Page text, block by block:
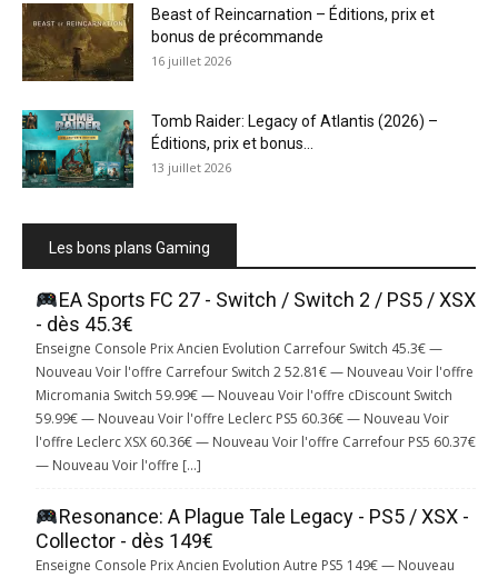
Beast of Reincarnation – Éditions, prix et
bonus de précommande
16 juillet 2026
Tomb Raider: Legacy of Atlantis (2026) –
Éditions, prix et bonus...
13 juillet 2026
Les bons plans Gaming
EA Sports FC 27 - Switch / Switch 2 / PS5 / XSX
- dès 45.3€
Enseigne Console Prix Ancien Evolution Carrefour Switch 45.3€ —
Nouveau Voir l'offre Carrefour Switch 2 52.81€ — Nouveau Voir l'offre
Micromania Switch 59.99€ — Nouveau Voir l'offre cDiscount Switch
59.99€ — Nouveau Voir l'offre Leclerc PS5 60.36€ — Nouveau Voir
l'offre Leclerc XSX 60.36€ — Nouveau Voir l'offre Carrefour PS5 60.37€
— Nouveau Voir l'offre […]
Resonance: A Plague Tale Legacy - PS5 / XSX -
Collector - dès 149€
Enseigne Console Prix Ancien Evolution Autre PS5 149€ — Nouveau